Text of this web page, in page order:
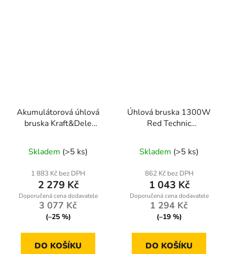
Akumulátorová úhlová
bruska Kraft&Dele
se 2 bateriemi
Skladem (>5 ks)
1 883 Kč bez DPH
2 279 Kč
3 077 Kč
(–25 %)
DO KOŠÍKU
Úhlová bruska 1300W
Red Technic
Skladem (>5 ks)
862 Kč bez DPH
1 043 Kč
1 294 Kč
(–19 %)
DO KOŠÍKU